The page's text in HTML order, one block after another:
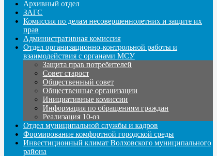
Архивный отдел
ЗАГС
Комиссия по делам несовершеннолетних и защите их
прав
Административная комиссия
Отдел организационно-контрольной работы и
взаимодействия с органами МСУ
Защита прав потребителей
Совет старост
Общественный совет
Общественные организации
Инициативные комиссии
Информация по обращениям граждан
Реализация 10-оз
Отдел муниципальной службы и кадров
Формирование комфортной городской среды
Инвестиционный климат Волховского муниципального
района